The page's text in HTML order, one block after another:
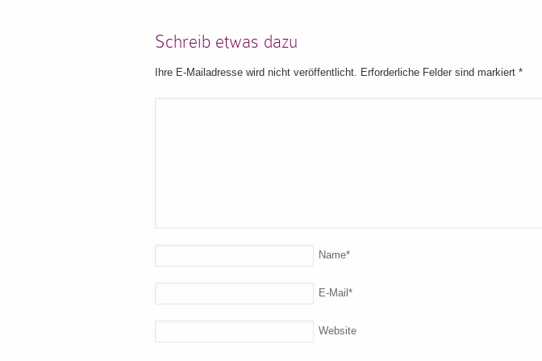
Schreib etwas dazu
Ihre E-Mailadresse wird nicht veröffentlicht. Erforderliche Felder sind markiert *
Name*
E-Mail *
Website